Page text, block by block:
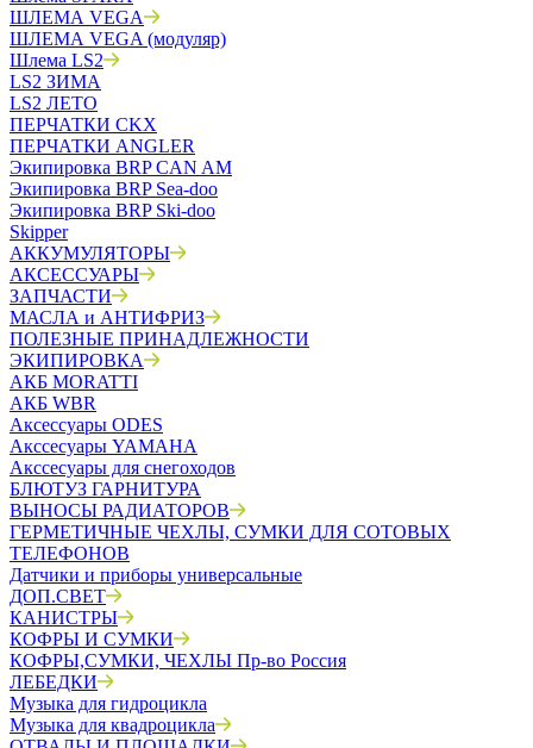
ШЛЕМА VEGA
ШЛЕМА VEGA (модуляр)
Шлема LS2
LS2 ЗИМА
LS2 ЛЕТО
ПЕРЧАТКИ CKX
ПЕРЧАТКИ ANGLER
Экипировка BRP CAN AM
Экипировка BRP Sea-doo
Экипировка BRP Ski-doo
Skipper
АККУМУЛЯТОРЫ
АКСЕССУАРЫ
ЗАПЧАСТИ
МАСЛА и АНТИФРИЗ
ПОЛЕЗНЫЕ ПРИНАДЛЕЖНОСТИ
ЭКИПИРОВКА
АКБ MORATTI
АКБ WBR
Аксессуары ODES
Акссесуары YAMAHA
Акссесуары для снегоходов
БЛЮТУЗ ГАРНИТУРА
ВЫНОСЫ РАДИАТОРОВ
ГЕРМЕТИЧНЫЕ ЧЕХЛЫ, СУМКИ ДЛЯ СОТОВЫХ
ТЕЛЕФОНОВ
Датчики и приборы универсальные
ДОП.СВЕТ
КАНИСТРЫ
КОФРЫ И СУМКИ
КОФРЫ,СУМКИ, ЧЕХЛЫ Пр-во Россия
ЛЕБЕДКИ
Музыка для гидроцикла
Музыка для квадроцикла